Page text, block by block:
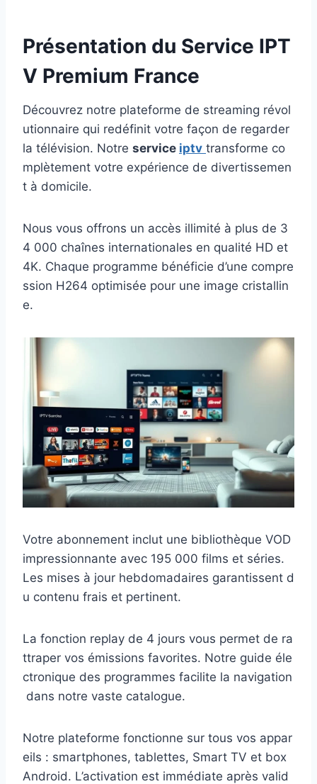
Présentation du Service IPT
V Premium France
Découvrez notre plateforme de streaming révol
utionnaire qui redéfinit votre façon de regarder
la télévision. Notre service iptv transforme co
mplètement votre expérience de divertissemen
t à domicile.
Nous vous offrons un accès illimité à plus de 3
4 000 chaînes internationales en qualité HD et
4K. Chaque programme bénéficie d’une compre
ssion H264 optimisée pour une image cristallin
e.
V otre abonnement inclut une bibliothèque VOD
impressionnante avec 195 000 films et séries.
Les mises à jour hebdomadaires garantissent d
u contenu frais et pertinent.
La fonction replay de 4 jours vous permet de ra
ttraper vos émissions favorites. Notre guide éle
ctronique des programmes facilite la navigation
dans notre vaste catalogue.
Notre plateforme fonctionne sur tous vos appar
eils : smartphones, tablettes, Smart TV et box
Android. L’activation est immédiate après valid